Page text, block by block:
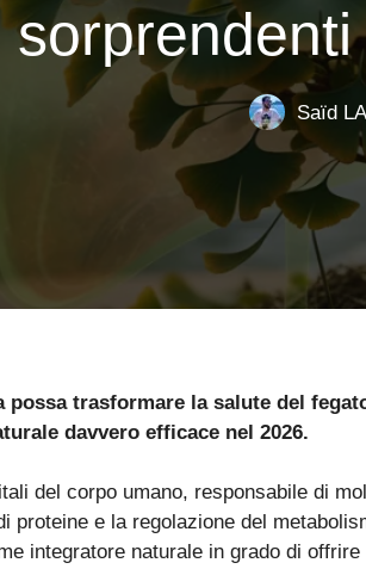
Saïd
trasformare la salute del
davvero efficace nel 2026.
del corpo umano, responsabile di
proteine e la regolazione del
integratore naturale in grado di